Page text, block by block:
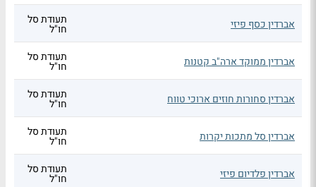
אברדין כסף פיזי תעודת סל
חו"ל
אברדין ממוקד ארה"ב קטנות תעודת סל
חו"ל
אברדין סחורות חוזים ארוכי טווח תעודת סל
חו"ל
אברדין סל מתכות יקרות תעודת סל
חו"ל
אברדין פלדיום פיזי תעודת סל
חו"ל